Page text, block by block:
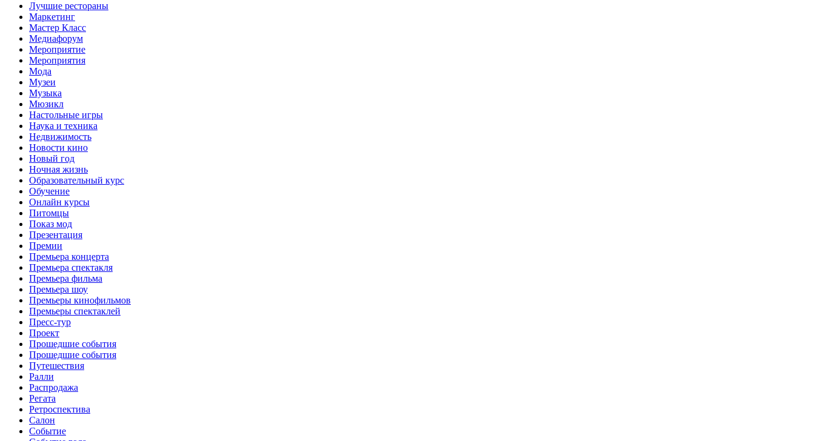
Лучшие рестораны
Маркетинг
Мастер Класс
Медиафорум
Мероприятие
Мероприятия
Мода
Музеи
Музыка
Мюзикл
Настольные игры
Наука и техника
Недвижимость
Новости кино
Новый год
Ночная жизнь
Образовательный курс
Обучение
Онлайн курсы
Питомцы
Показ мод
Презентация
Премии
Премьера концерта
Премьера спектакля
Премьера фильма
Премьера шоу
Премьеры кинофильмов
Премьеры спектаклей
Пресс-тур
Проект
Прошедшие события
Прошедшие события
Путешествия
Ралли
Распродажа
Регата
Ретроспектива
Салон
Событие